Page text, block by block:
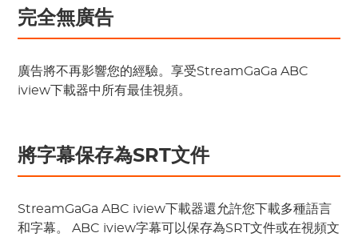
完全無廣告
廣告將不再影響您的經驗。享受StreamGaGa ABC
iview下載器中所有最佳視頻。
將字幕保存為SRT文件
StreamGaGa ABC iview下載器還允許您下載多種語言
和字幕。 ABC iview字幕可以保存為SRT文件或在視頻文